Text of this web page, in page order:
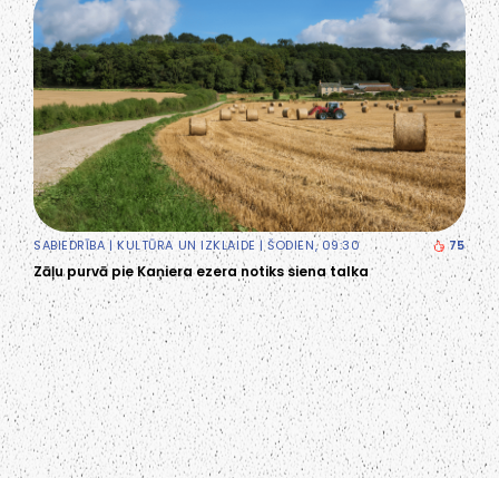
SABIEDRĪBA|KULTŪRA UN IZKLAIDE | ŠODIEN, 09:30 75
Zāļu purvā pie Kaņiera ezera notiks siena talka